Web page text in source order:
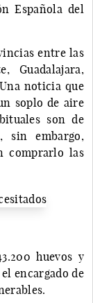
Española del
entre las
Guadalajara,
noticia que
soplo de aire
son de
sin embargo,
comprarlo las
huevos y
encargado de